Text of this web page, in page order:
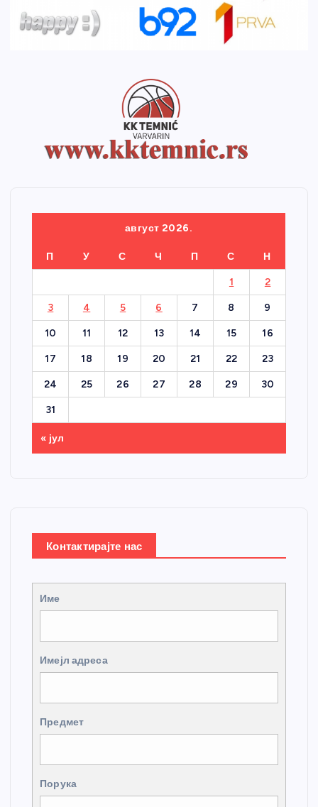
август 2026.
П У С Ч П С Н
1 2
3 4 5 6 7 8 9
10 11 12 13 14 15 16
17 18 19 20 21 22 23
24 25 26 27 28 29 30
31
« јул
Контактирајте нас
Име
Имејл адреса
Предмет
Порука